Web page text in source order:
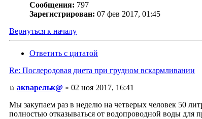
Сообщения: 797
Зарегистрирован: 07 фев 2017, 01:45
Вернуться к началу
Ответить с цитатой
Re: Послеродовая диета при грудном вскармливании
акварельк@ » 02 ноя 2017, 16:41
Мы закупаем раз в неделю на четверых человек 50
полностью отказываться от водопроводной воды